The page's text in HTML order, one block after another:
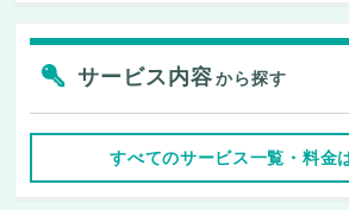
サービス内容から探す
すべてのサービス一覧・料金